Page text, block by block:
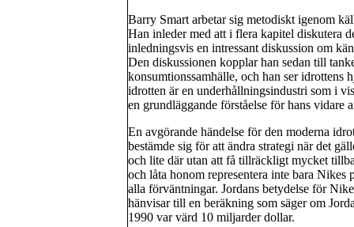
Barry Smart arbetar sig metodiskt igenom
Han inleder med att i flera kapitel diskutera
inledningsvis en intressant diskussion om
Den diskussionen kopplar han sedan till
konsumtionssamhälle, och han ser idrottens
idrotten är en underhållningsindustri som i
en grundläggande förståelse för hans vidare
En avgörande händelse för den moderna
bestämde sig för att ändra strategi när det
och lite där utan att få tillräckligt mycket
och låta honom representera inte bara
alla förväntningar. Jordans betydelse för
hänvisar till en beräkning som säger om
1990 var värd 10 miljarder dollar.